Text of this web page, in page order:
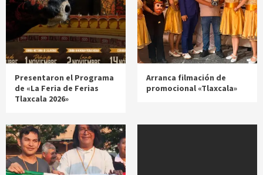
Presentaron el Programa
de «La Feria de Ferias
Tlaxcala 2026»
Arranca filmación de
promocional «Tlaxcala»